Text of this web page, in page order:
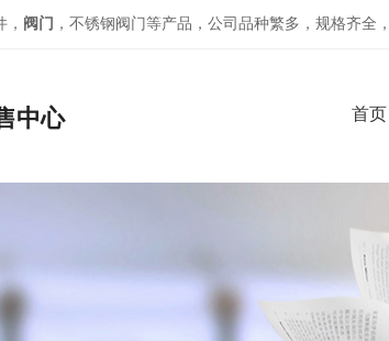
， 阀门 ，不锈钢阀门等产品，公司品种繁多，规格齐全
中心 首页